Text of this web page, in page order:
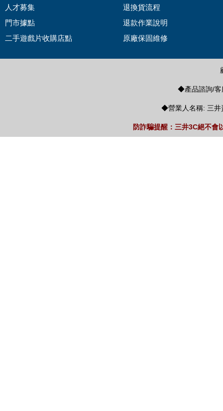
人才募集
門市據點
二手遊戲片收購店點
退換貨流程
退款作業說明
原廠保固維修
◆產品諮詢/客
◆營業人名稱: 三井
防詐騙提醒：三井3C絕不會